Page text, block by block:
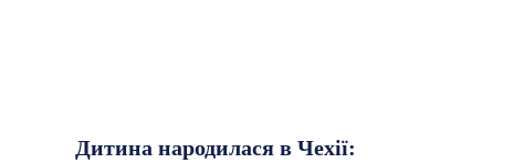
Дитина народилася в Чехії: